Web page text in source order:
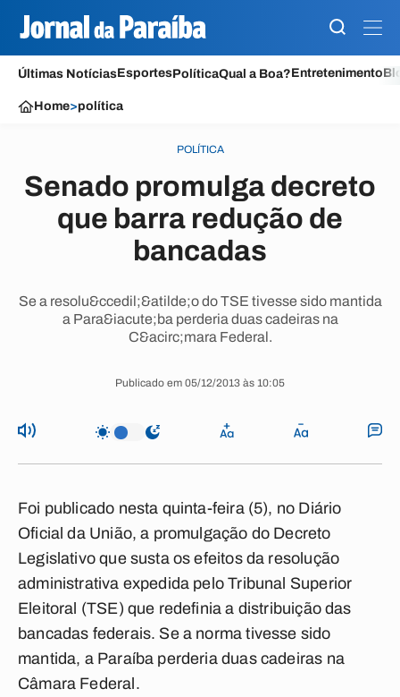
Últimas NotíciasEsportesPolíticaQual a Boa?Entretenimento
Home>política
POLÍTICA
Senado promulga decreto
que barra redução de
bancadas
Se a resolu&ccedil;&atilde;o do TSE tivesse sido mantida
a Para&iacute;ba perderia duas cadeiras na
C&acirc;mara Federal.
Publicado em 05/12/2013 às 10:05
Foi publicado nesta quinta-feira (5), no Diário
Oficial da União, a promulgação do Decreto
Legislativo que susta os efeitos da resolução
administrativa expedida pelo Tribunal Superior
Eleitoral (TSE) que redefinia a distribuição das
bancadas federais. Se a norma tivesse sido
mantida, a Paraíba perderia duas cadeiras na
Câmara Federal.